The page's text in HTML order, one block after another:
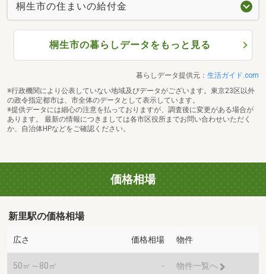
桐生市の住まいの給付金
桐生市の暮らしデータをもっと見る
暮らしデータ提供元： 生活ガイド.com
※行政機関により公表していない地域及びデータがございます。東京23区以外
の政令指定都市は、市全体のデータとして表示しています。
※提供データには細心の注意を払っておりますが、調査後に変更がある場合が
あります。 最新の情報につきましては各市区役所までお問い合わせいただく
か、自治体HPなどをご確認ください。
価格相場
新里駅の価格相場
広さ 価格相場 物件
50㎡～80㎡ - 物件一覧へ